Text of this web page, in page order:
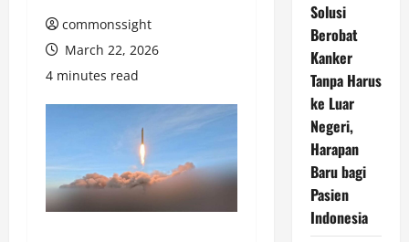
commonssight
March 22, 2026
4 minutes read
Solusi
Berobat
Kanker
Tanpa Harus
ke Luar
Negeri,
Harapan
Baru bagi
Pasien
Indonesia